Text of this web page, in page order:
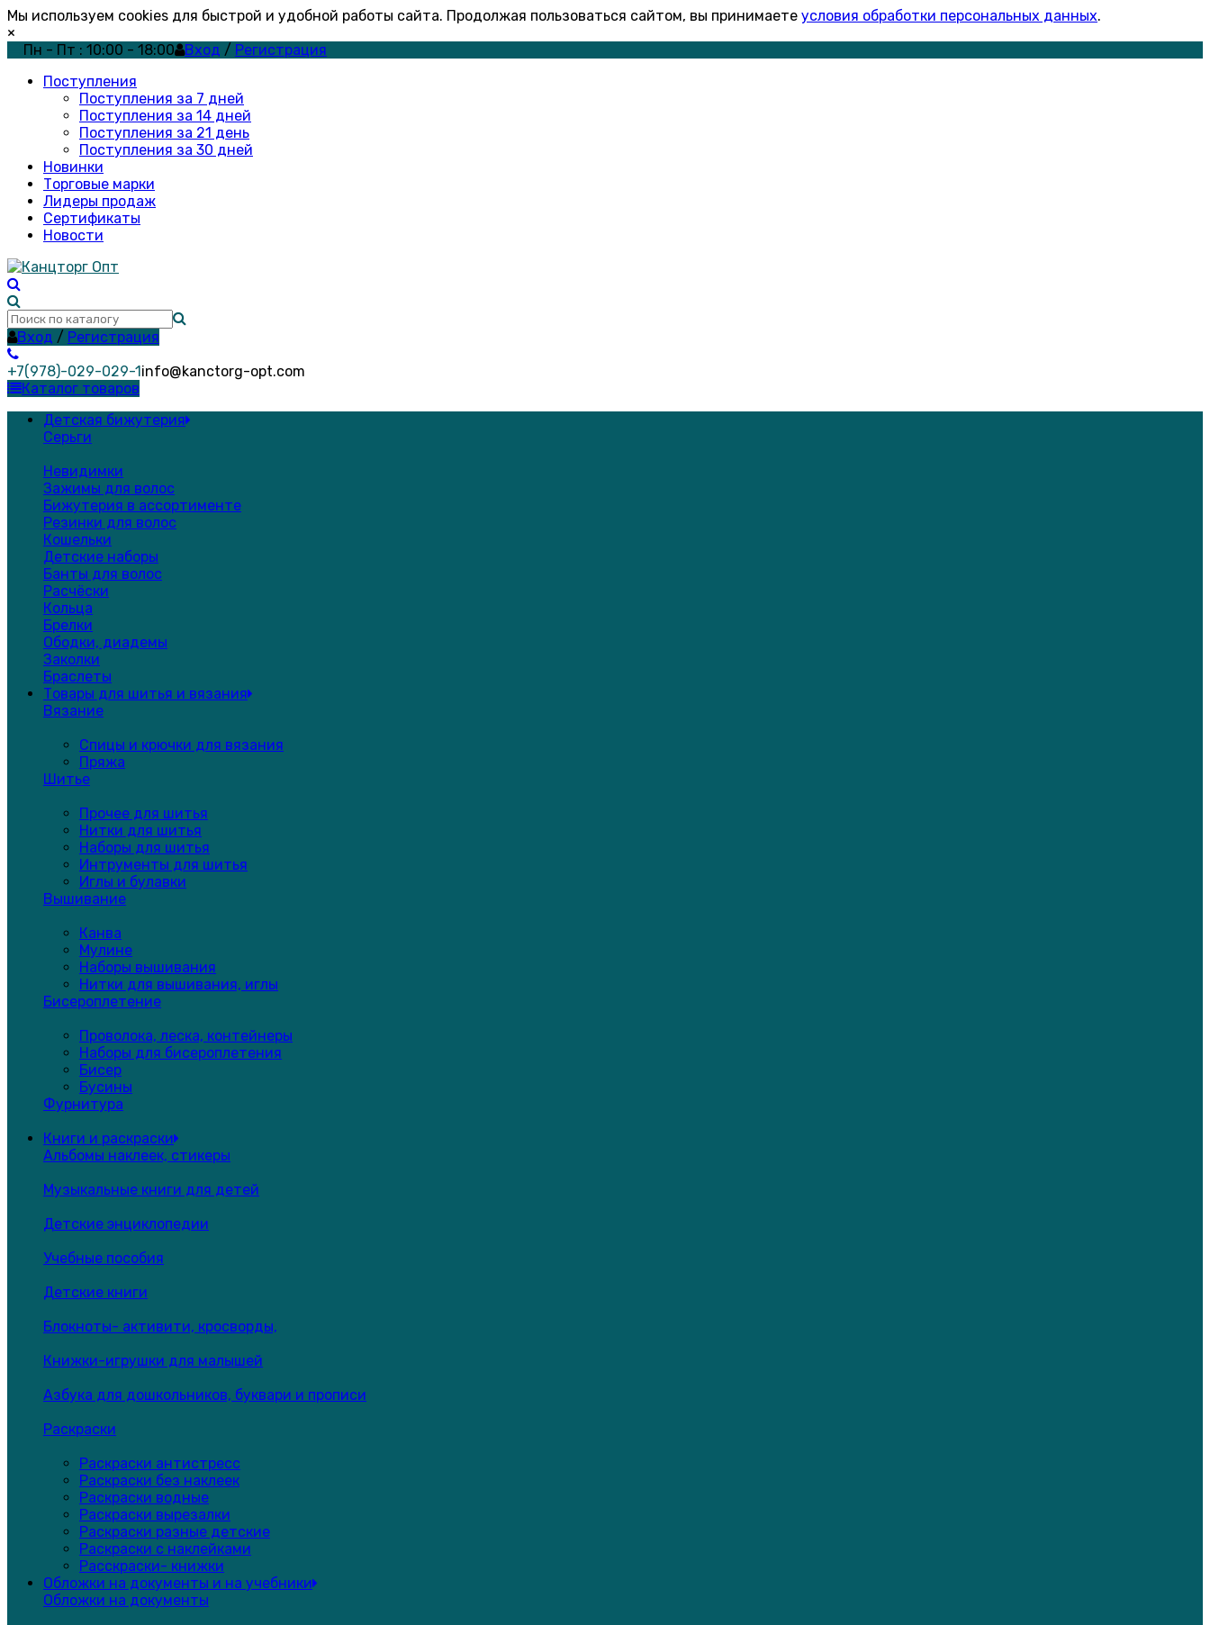
Мы используем cookies для быстрой и удобной работы сайта. Продолжая пользоваться сайтом, вы принимаете условия обработки персональных данных.
×
Пн - Пт : 10:00 - 18:00
Вход / Регистрация
Поступления
Поступления за 7 дней
Поступления за 14 дней
Поступления за 21 день
Поступления за 30 дней
Новинки
Торговые марки
Лидеры продаж
Сертификаты
Новости
Вход / Регистрация
+7(978)-029-029-1info@kanctorg-opt.com
Каталог товаров
Детская бижутерия
Серьги
Невидимки
Зажимы для волос
Бижутерия в ассортименте
Резинки для волос
Кошельки
Детские наборы
Банты для волос
Расчёски
Кольца
Брелки
Ободки, диадемы
Заколки
Браслеты
Товары для шитья и вязания
Вязание
Спицы и крючки для вязания
Пряжа
Шитье
Прочее для шитья
Нитки для шитья
Наборы для шитья
Интрументы для шитья
Иглы и булавки
Вышивание
Канва
Мулине
Наборы вышивания
Нитки для вышивания, иглы
Бисероплетение
Проволока, леска, контейнеры
Наборы для бисероплетения
Бисер
Бусины
Фурнитура
Книги и раскраски
Альбомы наклеек, стикеры
Музыкальные книги для детей
Детские энциклопедии
Учебные пособия
Детские книги
Блокноты- активити, кросворды,
Книжки-игрушки для малышей
Азбука для дошкольников, буквари и прописи
Раскраски
Раскраски антистресс
Раскраски без наклеек
Раскраски водные
Раскраски вырезалки
Раскраски разные детские
Раскраски с наклейками
Расскраски- книжки
Обложки на документы и на учебники
Обложки на документы